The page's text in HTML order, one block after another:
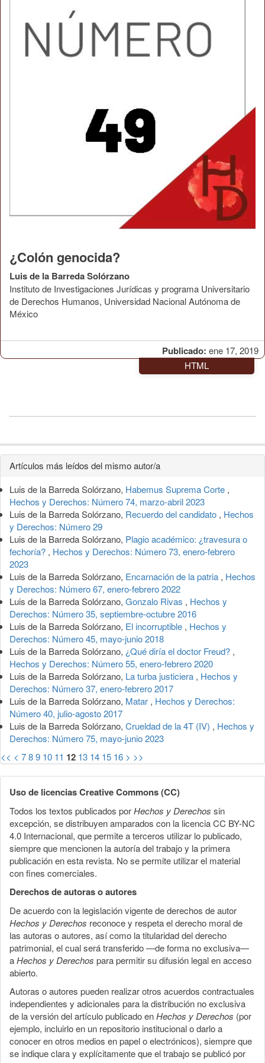
Publicado: ene 17, 2019
¿Colón genocida?
Luis de la Barreda Solórzano
Instituto de Investigaciones Jurídicas y programa Universitario
de Derechos Humanos, Universidad Nacional Autónoma de
México
HTML
Detalles
del
artículo
Artículos más leídos del mismo autor/a
Luis de la Barreda Solórzano, Habemus Suprema Corte ,
Hechos y Derechos: Número 74, marzo-abril 2023
Luis de la Barreda Solórzano, Recuerdo del candidato , Hechos
y Derechos: Número 29
Luis de la Barreda Solórzano, Plagio académico: ¿travesura o
fechoría? , Hechos y Derechos: Número 73, enero-febrero
2023
Luis de la Barreda Solórzano, Encarnación de la patria , Hechos
y Derechos: Número 67, enero-febrero 2022
Luis de la Barreda Solórzano, Gonzalo Rivas , Hechos y
Derechos: Número 35, septiembre-octubre 2016
Luis de la Barreda Solórzano, El incorruptible , Hechos y
Derechos: Número 45, mayo-junio 2018
Luis de la Barreda Solórzano, ¿Qué diría el doctor Freud? ,
Hechos y Derechos: Número 55, enero-febrero 2020
Luis de la Barreda Solórzano, La turba justiciera , Hechos y
Derechos: Número 37, enero-febrero 2017
Luis de la Barreda Solórzano, Matar , Hechos y Derechos:
Número 40, julio-agosto 2017
Luis de la Barreda Solórzano, Crueldad de la 4T (IV) , Hechos y
Derechos: Número 75, mayo-junio 2023
<< < 789 10 11 12 13 14 15 16 > >>
Uso de licencias Creative Commons (CC)
Todos los textos publicados porHechos y Derechos sin
excepción, se distribuyen amparados con la licencia CC BY-NC
4.0 Internacional, que permite a terceros utilizar lo publicado,
siempre que mencionen la autoría del trabajo y la primera
publicación en esta revista. No se permite utilizar el material
con fines comerciales.
Derechos de autoras o autores
De acuerdo con la legislación vigente de derechos de autor
Hechos y Derechos reconoce y respeta el derecho moral de
las autoras o autores, así como la titularidad del derecho
patrimonial, el cual será transferido —de forma no exclusiva—
aHechos y Derechos para permitir su difusión legal en acceso
abierto.
Autoras o autores pueden realizar otros acuerdos contractuales
independientes y adicionales para la distribución no exclusiva
de la versión del artículo publicado enHechos y Derechos (por
ejemplo, incluirlo en un repositorio institucional o darlo a
conocer en otros medios en papel o electrónicos), siempre que
se indique clara y explícitamente que el trabajo se publicó por